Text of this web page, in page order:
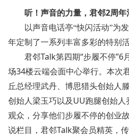
听！声音的力量，君邻2周年
以声音电话亭“快闪活动”为
年定制了一系列丰富多彩的特别活
君邻Talk第四期“步履不停”6月
场34楼云端会面中心举行。本次
丘总经理武丹、博思猎头创始人
创始人梁玉巧以及 UU跑腿创始人
观众，分享他们步履不停的创业
说栏目，君邻Talk聚会员精英，